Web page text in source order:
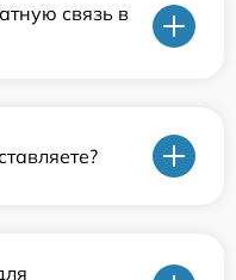
связь в